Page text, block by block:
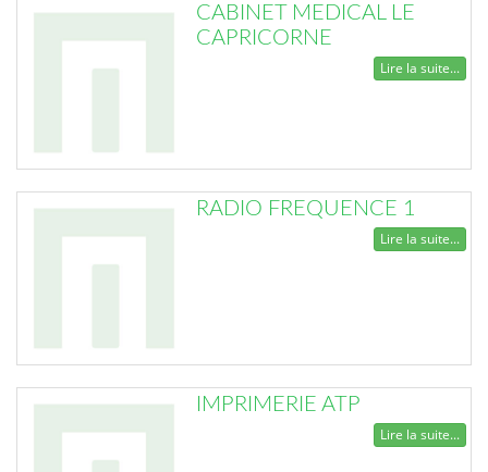
CABINET MEDICAL LE
CAPRICORNE
Lire la suite...
RADIO FREQUENCE 1
Lire la suite...
IMPRIMERIE ATP
Lire la suite...